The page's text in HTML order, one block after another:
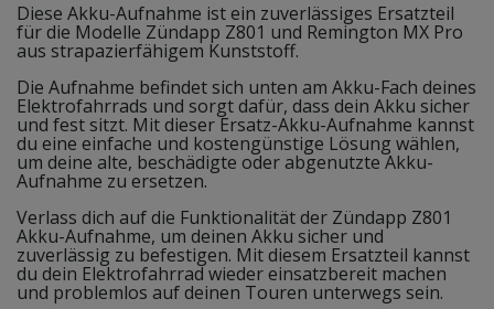
Diese Akku-Aufnahme ist ein zuverlässiges Ersatzteil
für die Modelle Zündapp Z801 und Remington MX Pro
aus strapazierfähigem Kunststoff.
Die Aufnahme befindet sich unten am Akku-Fach deines
Elektrofahrrads und sorgt dafür, dass dein Akku sicher
und fest sitzt. Mit dieser Ersatz-Akku-Aufnahme kannst
du eine einfache und kostengünstige Lösung wählen,
um deine alte, beschädigte oder abgenutzte Akku-
Aufnahme zu ersetzen.
Verlass dich auf die Funktionalität der Zündapp Z801
Akku-Aufnahme, um deinen Akku sicher und
zuverlässig zu befestigen. Mit diesem Ersatzteil kannst
du dein Elektrofahrrad wieder einsatzbereit machen
und problemlos auf deinen Touren unterwegs sein.